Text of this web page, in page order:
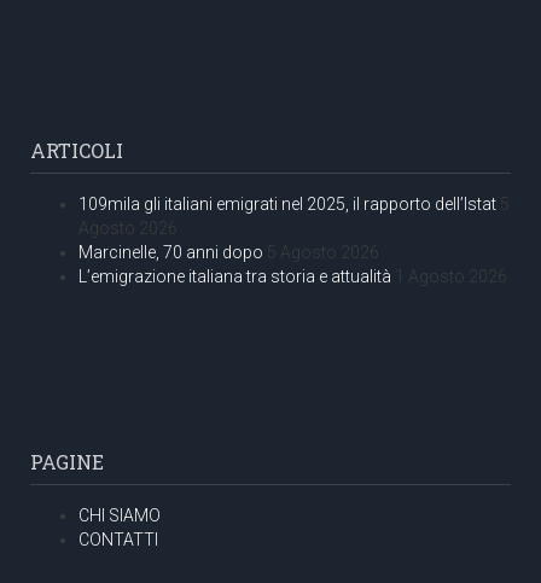
ARTICOLI
109mila gli italiani emigrati nel 2025, il rapporto dell’Istat 5
Agosto 2026
Marcinelle, 70 anni dopo 5 Agosto 2026
L’emigrazione italiana tra storia e attualità 1 Agosto 2026
PAGINE
CHI SIAMO
CONTATTI